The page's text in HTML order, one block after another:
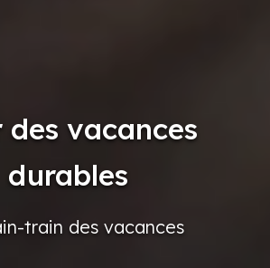
des vacances
durables
train des vacances